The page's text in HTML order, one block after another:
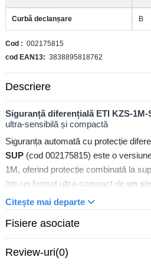
Curbă declanșare B
Cod
002175815
cod EAN13
3838895818762
Descriere
Siguranță diferențială ETI KZS-1M-
ultra-sensibilă și compactă
Siguranța automată cu protecție
SUP (cod 002175815) este o
1M, oferind protecție combinată la
într-un format ultra-compact de un
sensibilitate foarte ridicată de
declanșări intempestive
pentru aplicațiile cele mai critice.
RCBO 1M, B20, 10mA, Tip A
Citește mai departe
Fisiere asociate
Review-uri(0)